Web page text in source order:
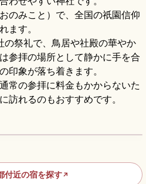
のみこと）で、全国の祇園信仰
ます。
の祭礼で、鳥居や社殿の華やか
参拝の場所として静かに手を合
印象が落ち着きます。
常の参拝に料金もかからないた
訪れるのもおすすめです。
山鉾巡行と宵山ガ
付近の宿を探す↗